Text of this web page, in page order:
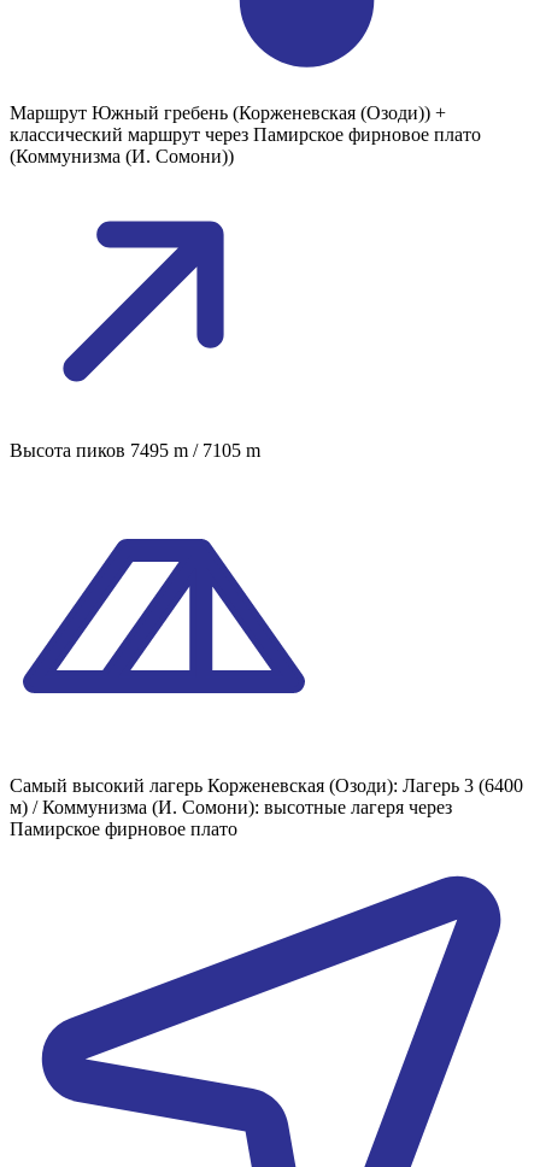
Маршрут Южный гребень (Корженевская (Озоди)) +
классический маршрут через Памирское фирновое плато
(Коммунизма (И. Сомони))
Высота пиков 7495 m / 7105 m
Самый высокий лагерь Корженевская (Озоди): Лагерь 3 (6400
м) / Коммунизма (И. Сомони): высотные лагеря через
Памирское фирновое плато